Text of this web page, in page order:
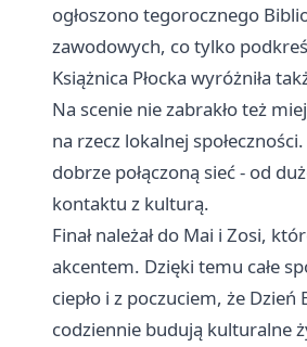
ogłoszono tegorocznego
zawodowych, co tylko
Książnica Płocka wyróżniła
Na scenie nie zabrakło też
na rzecz lokalnej
dobrze połączoną sieć - od
kontaktu z kulturą.
Finał należał do Mai i Zosi,
akcentem. Dzięki temu całe
ciepło i z poczuciem, że
codziennie budują kulturalne